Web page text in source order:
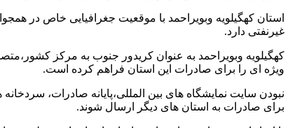
استان کهگیلویه وبویراحمد با موقعیت جغرافیایی خاص در
غیرنفتی دارد.
کهگیلویه وبویراحمد به عنوان کریدور جنوب به مرکز
ویژه ای را برای صادرات این استان فراهم کرده است.
نبودن سایت نمایشگاه های بین المللی،پایانه صادرات،
برای صادرات به استان های دیگر ارسال شوند.